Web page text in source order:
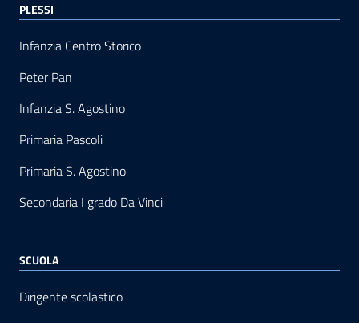
PLESSI
Infanzia Centro Storico
Peter Pan
Infanzia S. Agostino
Primaria Pascoli
Primaria S. Agostino
Secondaria I grado Da Vinci
SCUOLA
Dirigente scolastico